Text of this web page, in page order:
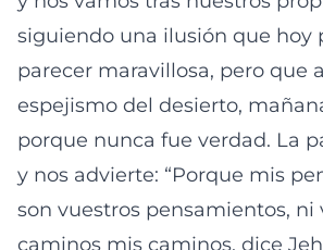
siguiendo una ilusión que hoy
parecer maravillosa, pero que
espejismo del desierto,
porque nunca fue verdad. La
y nos advierte: “Porque mis
son vuestros pensamientos, ni
caminos mis caminos, dice